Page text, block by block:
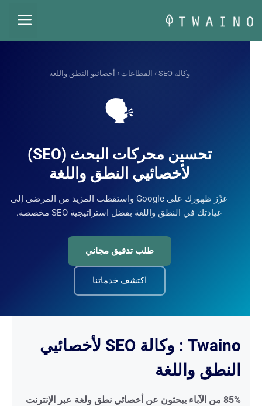
وكالة SEO ›القطاعات› أخصائيو النطق واللغة
🗣️
تحسين محركات البحث (SEO)
لأخصائيي النطق واللغة
عزّز ظهورك على Google واستقطب المزيد من المرضى إلى
عيادتك في النطق واللغة بفضل استراتيجية SEO مخصصة.
طلب تدقيق مجاني
اكتشف خدماتنا
Twaino : وكالة SEO لأخصائيي
النطق واللغة
85% من الآباء يبحثون عن أخصائي نطق ولغة عبر الإنترنت